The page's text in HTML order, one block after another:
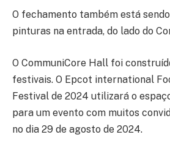
O fechamento também está
pinturas na entrada, do lado do
O CommuniCore Hall foi
festivais. O Epcot international
Festival de 2024 utilizará o
para um evento com muitos
no dia 29 de agosto de 2024.